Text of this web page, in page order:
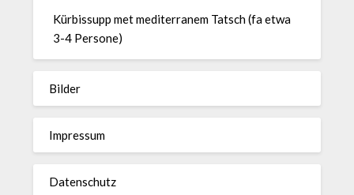
Kürbissupp met mediterranem Tatsch (fa etwa
3-4 Persone)
Bilder
Impressum
Datenschutz